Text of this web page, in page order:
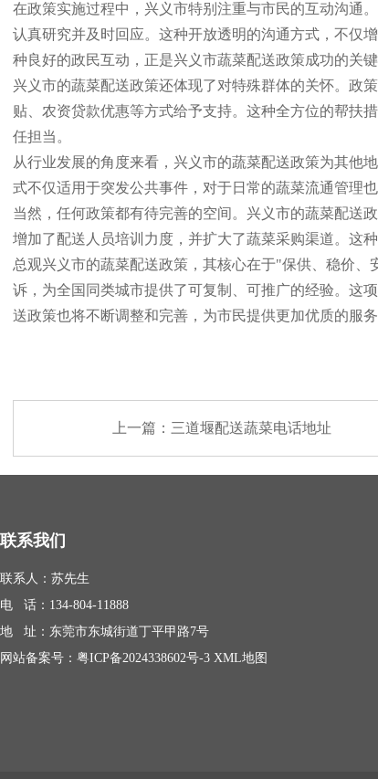
在政策实施过程中，兴义市特别注重与市民的互动沟通
认真研究并及时回应。这种开放透明的沟通方式，不仅
种良好的政民互动，正是兴义市蔬菜配送政策成功的关键
兴义市的蔬菜配送政策还体现了对特殊群体的关怀。政
贴、农资贷款优惠等方式给予支持。这种全方位的帮扶
任担当。
从行业发展的角度来看，兴义市的蔬菜配送政策为其他
式不仅适用于突发公共事件，对于日常的蔬菜流通管理
当然，任何政策都有待完善的空间。兴义市的蔬菜配送
增加了配送人员培训力度，并扩大了蔬菜采购渠道。这
总观兴义市的蔬菜配送政策，其核心在于"保供、稳价
诉，为全国同类城市提供了可复制、可推广的经验。这
送政策也将不断调整和完善，为市民提供更加优质的服
上一篇： 三道堰配送蔬菜电话地址
联系我们
联系人：苏先生
电 话：134-804-11888
地 址：东莞市东城街道丁平甲路7号
网站备案号： 粤ICP备2024338602号-3 XML地图